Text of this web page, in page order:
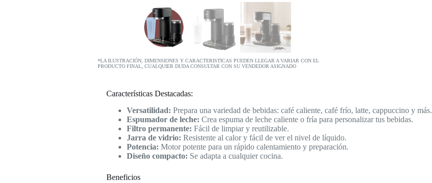
*LA ILUSTRACIÓN, DIMENSIONES Y CARACTERISTICAS PUEDEN LLEGAR A VARIAR CON EL
PRODUCTO FINAL, CUALQUIER DUDA CONSULTAR CON SU VENDEDOR ASIGNADO
Características Destacadas:
Versatilidad: Prepara una variedad de bebidas: café caliente, café frío, latte, cappuccino y más.
Espumador de leche: Crea espuma de leche caliente o fría para personalizar tus bebidas.
Filtro permanente: Fácil de limpiar y reutilizable.
Jarra de vidrio: Resistente al calor y fácil de ver el nivel de líquido.
Potencia: Motor potente para un rápido calentamiento y preparación.
Diseño compacto: Se adapta a cualquier cocina.
Beneficios